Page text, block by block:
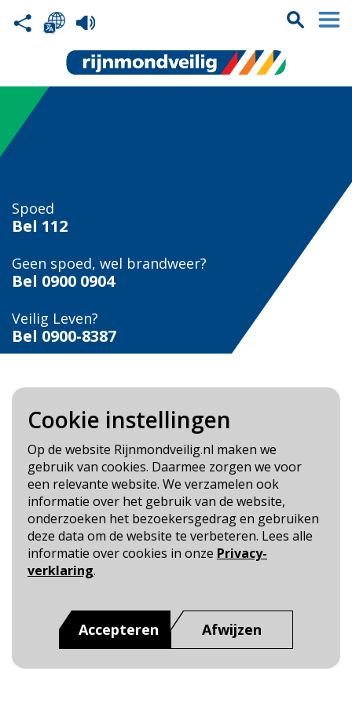
Cookie instellingen
Op de website Rijnmondveilig.nl maken we
gebruik van cookies. Daarmee zorgen we voor
een relevante website. We verzamelen ook
informatie over het gebruik van de website,
onderzoeken het bezoekersgedrag en gebruiken
deze data om de website te verbeteren. Lees alle
informatie over cookies in onze Privacy-
verklaring.
Accepteren Afwijzen
Spoed
Bel 112
Geen spoed, wel brandweer?
Bel 0900 0904
Veilig Leven?
Bel 0900-8387
Blijf op de hoogte
Cookie- en Privacybeleid
Toegankelijkheid
Dit is een website van:Veiligheidsregio Rotterdam-
Rijnmond